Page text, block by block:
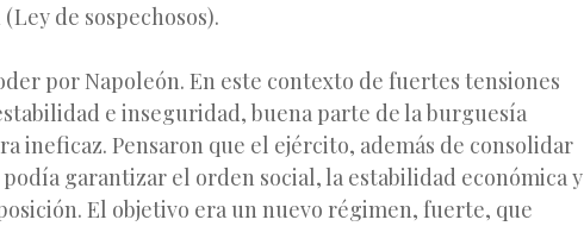
de sospechosos).
por Napoleón. En este contexto de fuertes tensiones
e inseguridad, buena parte de la burguesía
ineficaz. Pensaron que el ejército, además de consolidar
garantizar el orden social, la estabilidad económica y
El objetivo era un nuevo régimen, fuerte, que